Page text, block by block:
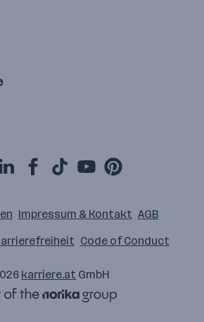
Impressum & Kontakt AGB
Code of Conduct
karriere.at GmbH